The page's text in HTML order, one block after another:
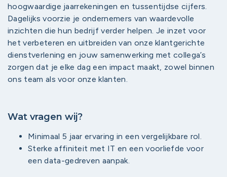
hoogwaardige jaarrekeningen en tussentijdse cijfers.
Dagelijks voorzie je ondernemers van waardevolle
inzichten die hun bedrijf verder helpen. Je inzet voor
het verbeteren en uitbreiden van onze klantgerichte
dienstverlening en jouw samenwerking met collega’s
zorgen dat je elke dag een impact maakt, zowel binnen
ons team als voor onze klanten.
Wat vragen wij?
Minimaal 5 jaar ervaring in een vergelijkbare rol.
Sterke affiniteit met IT en een voorliefde voor
een data-gedreven aanpak.